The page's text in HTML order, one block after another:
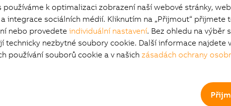
používáme k optimalizaci zobrazení naší webové stránky,
integrace sociálních médií. Kliknutím na „Přijmout“ přijmete
nebo provedete individuální nastavení. Bez ohledu na výběr
technicky nezbytné soubory cookie. Další informace najdete
používání souborů cookie a v našich zásadách ochrany